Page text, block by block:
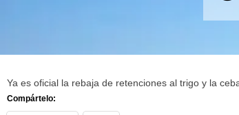
Ya es oficial la rebaja de retenciones al trigo y la
Compártelo: